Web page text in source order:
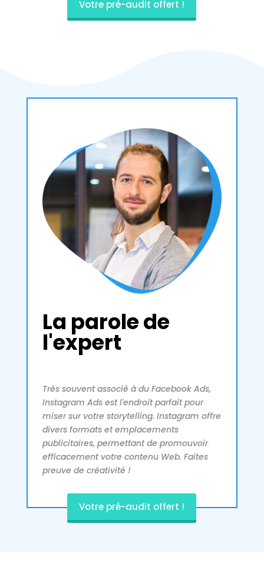
Votre pré-audit offert !
La parole de
l'expert
Très souvent associé à du Facebook Ads,
Instagram Ads est l'endroit parfait pour
miser sur votre storytelling. Instagram offre
divers formats et emplacements
publicitaires, permettant de promouvoir
efficacement votre contenu Web. Faites
preuve de créativité !
Votre pré-audit offert !